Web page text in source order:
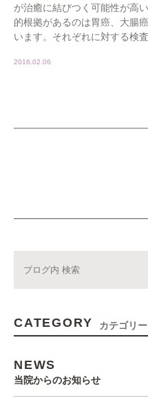
が治癒に結びつく可能性が高
的根拠があるのは胃癌、大腸
います。それぞれに対する検
2016.02.06
CATEGORY カテゴリー
NEWS
当院からのお知らせ